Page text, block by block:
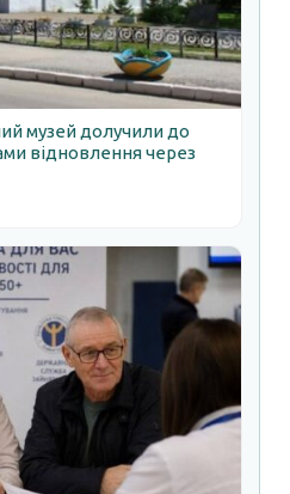
музей долучили до
відновлення через